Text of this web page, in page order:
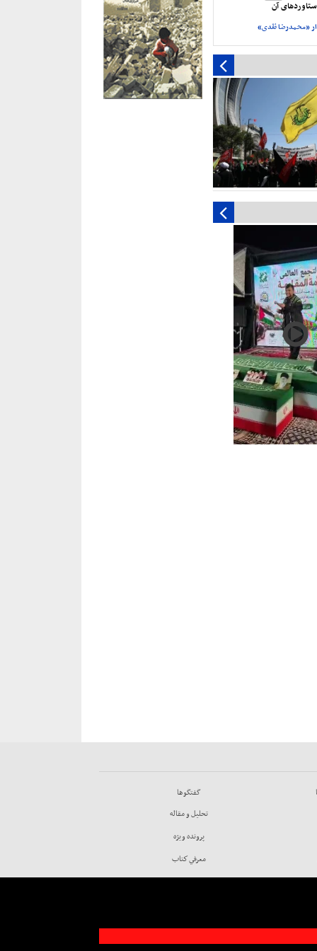
آن
«محمدرضا نقدی»
گفتگوها
تحليل و مقاله
پرونده ويژه
معرفي كتاب